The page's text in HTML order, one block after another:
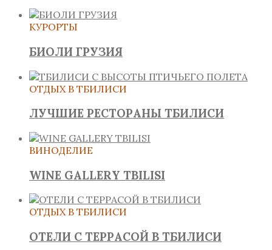
КУРОРТЫ
БИОЛИ ГРУЗИЯ
ОТДЫХ В ТБИЛИСИ
ЛУЧШИЕ РЕСТОРАНЫ ТБИЛИСИ
ВИНОДЕЛИЕ
WINE GALLERY TBILISI
ОТДЫХ В ТБИЛИСИ
ОТЕЛИ С ТЕРРАСОЙ В ТБИЛИСИ